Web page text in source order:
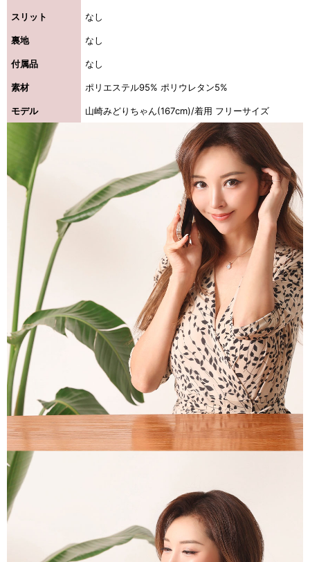
スリット なし
裏地 なし
付属品 なし
素材 ポリエステル95% ポリウレタン5%
モデル 山崎みどりちゃん(167cm)/着用 フリーサイズ